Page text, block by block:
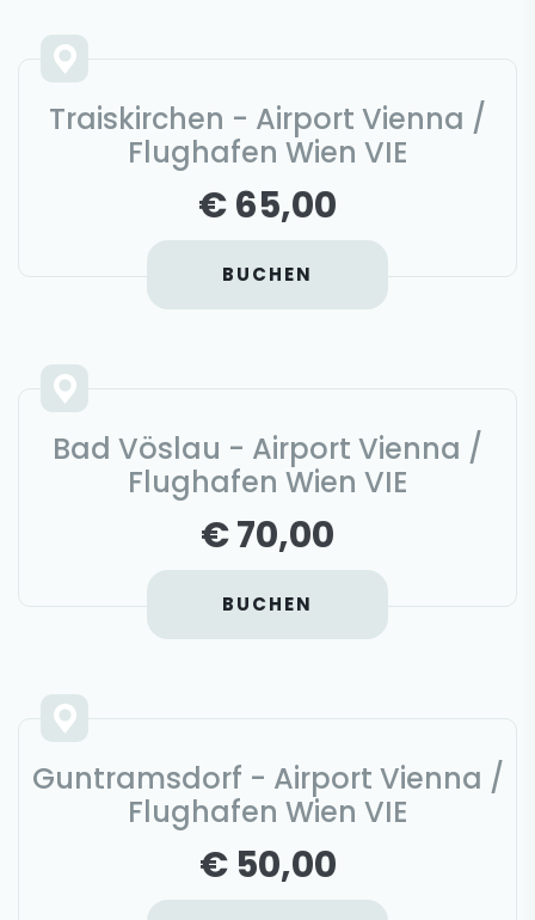
Traiskirchen - Airport Vienna /
Flughafen Wien VIE
€ 65,00
BUCHEN
Bad Vöslau - Airport Vienna /
Flughafen Wien VIE
€ 70,00
BUCHEN
Guntramsdorf - Airport Vienna /
Flughafen Wien VIE
€ 50,00